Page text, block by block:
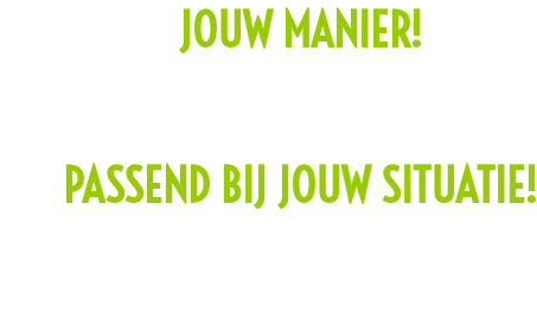
JOUW MANIER!
PASSEND BIJ JOUW SITUATIE!